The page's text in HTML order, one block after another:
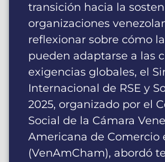
transición hacia la
organizaciones
reflexionar sobre cómo
pueden adaptarse a las
exigencias globales, el
Internacional de RSE y
2025, organizado por el
Social de la Cámara
Americana de Comercio
(VenAmCham), abordó